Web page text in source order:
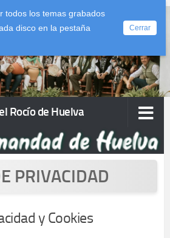
todos los temas grabados
disco en la pestaña
Cerrar
Rocío de Huelva
PRIVACIDAD
y Cookies